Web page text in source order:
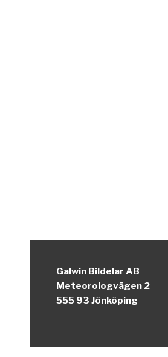
Galwin Bildelar AB
Meteorologvägen 2
555 93 Jönköping